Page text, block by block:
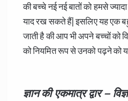
की बच्चे नई नई बातों को हमसे
याद रख सकते हैं| इसलिए यह एक
जाती है की आप भी अपने बच्चों को
को नियमित रूप से उनको पढ़ने को
ज्ञान की एकमात्र द्वार –